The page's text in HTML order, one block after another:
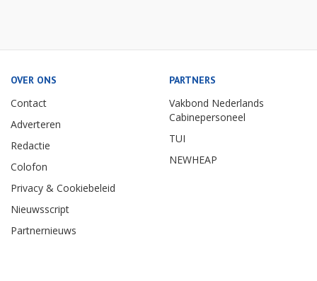
OVER ONS
Contact
Adverteren
Redactie
Colofon
Privacy & Cookiebeleid
Nieuwsscript
Partnernieuws
PARTNERS
Vakbond Nederlands
Cabinepersoneel
TUI
NEWHEAP